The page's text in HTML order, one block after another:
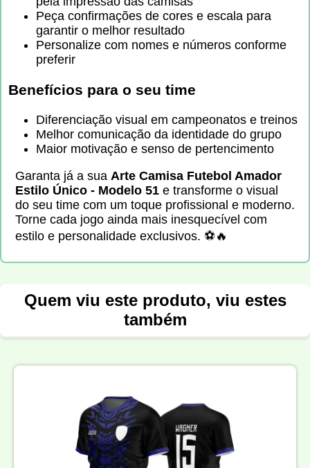
Peça confirmações de cores e escala para
garantir o melhor resultado
Personalize com nomes e números conforme
preferir
Benefícios para o seu time
Diferenciação visual em campeonatos e treinos
Melhor comunicação da identidade do grupo
Maior motivação e senso de pertencimento
Garanta já a sua Arte Camisa Futebol Amador
Estilo Único - Modelo 51 e transforme o visual
do seu time com um toque profissional e moderno.
Torne cada jogo ainda mais inesquecível com
estilo e personalidade exclusivos. ⚽🔥
Quem viu este produto, viu estes
também